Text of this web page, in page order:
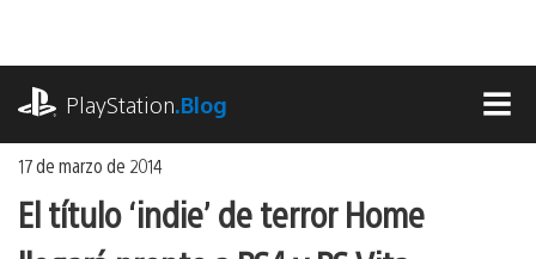
contenido
PlayStation.Blog
17 de marzo de 2014
El título ‘indie’ de terror Home